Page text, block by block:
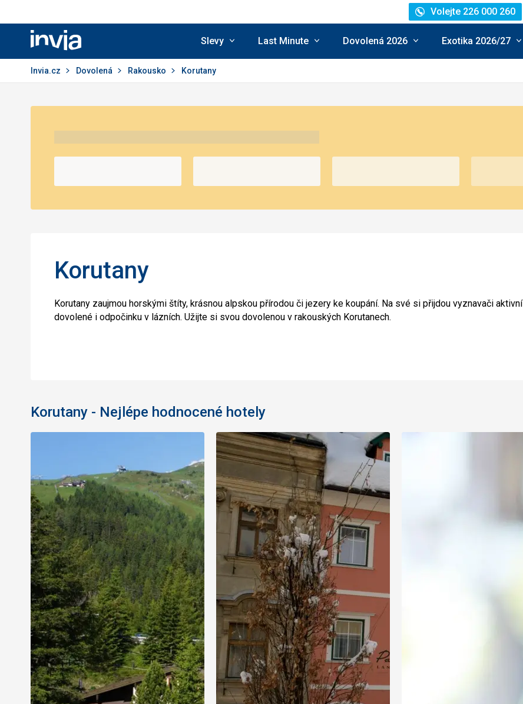
Invia.cz
Volejte 226 000 260
Slevy Last Minute Dovolená 2026 Exotika 2026/27
Invia.cz Dovolená Rakousko Korutany
Korutany
Korutany zaujmou horskými štíty, krásnou alpskou přírodou či jezery ke koupání. Na své si přijdou vyznavači aktivní
dovolené i odpočinku v lázních. Užijte si svou dovolenou v rakouských Korutanech.
Korutany - Nejlépe hodnocené hotely